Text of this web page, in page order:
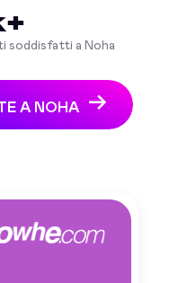
soddisfatti a Noha
A NOHA